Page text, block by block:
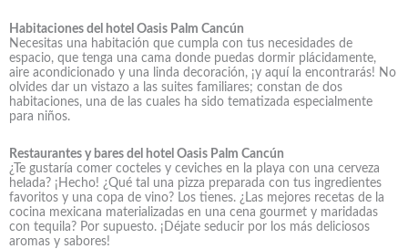
Habitaciones del hotel Oasis Palm Cancún
Necesitas una habitación que cumpla con tus necesidades de
espacio, que tenga una cama donde puedas dormir plácidamente,
aire acondicionado y una linda decoración, ¡y aquí la encontrarás! No
olvides dar un vistazo a las suites familiares; constan de dos
habitaciones, una de las cuales ha sido tematizada especialmente
para niños.
Restaurantes y bares del hotel Oasis Palm Cancún
¿Te gustaría comer cocteles y ceviches en la playa con una cerveza
helada? ¡Hecho! ¿Qué tal una pizza preparada con tus ingredientes
favoritos y una copa de vino? Los tienes. ¿Las mejores recetas de la
cocina mexicana materializadas en una cena gourmet y maridadas
con tequila? Por supuesto. ¡Déjate seducir por los más deliciosos
aromas y sabores!